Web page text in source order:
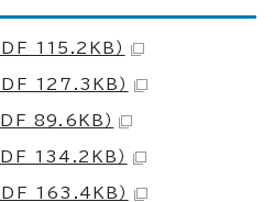
115.2KB）
127.3KB）
89.6KB）
134.2KB）
163.4KB）